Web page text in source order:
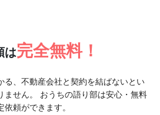
は完全無料！
る、不動産会社と契約を結ばないとい
ません。 おうちの語り部は安心・無料
頼ができます。